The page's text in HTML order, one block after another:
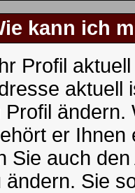
kann ich
Profil
aktuell
er
Sie auch
Sie